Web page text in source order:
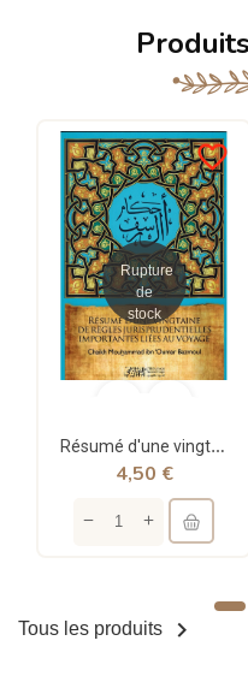
favorite_border
Rupture
de
stock
Résumé d'une vingtaine de règles jurisprudentielles liées au voyage - Bazmoul - Héritage...
4,50 €
Tous les produits 